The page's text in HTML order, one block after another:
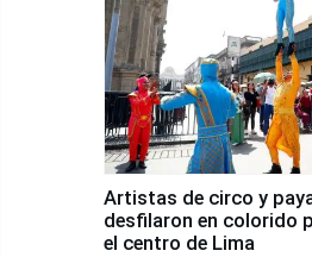
Artistas de circo y
desfilaron en colorido
el centro de Lima